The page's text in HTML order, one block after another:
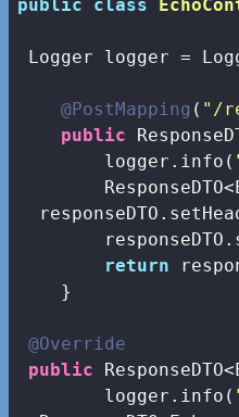
public
class
Logger logger =
@PostMapping ( "/
public
        logger.info(
return
    }
@Override
public
        logger.info(